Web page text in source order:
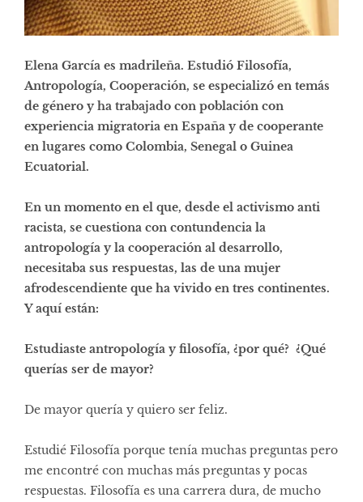
Elena García es madrileña. Estudió Filosofía,
Antropología, Cooperación, se especializó en temás
de género y ha trabajado con población con
experiencia migratoria en España y de cooperante
en lugares como Colombia, Senegal o Guinea
Ecuatorial.
En un momento en el que, desde el activismo anti
racista, se cuestiona con contundencia la
antropología y la cooperación al desarrollo,
necesitaba sus respuestas, las de una mujer
afrodescendiente que ha vivido en tres continentes.
Y aquí están:
Estudiaste antropología y filosofía, ¿por qué? ¿Qué
querías ser de mayor?
De mayor quería y quiero ser feliz.
Estudié Filosofía porque tenía muchas preguntas pero
me encontré con muchas más preguntas y pocas
respuestas. Filosofía es una carrera dura, de mucho